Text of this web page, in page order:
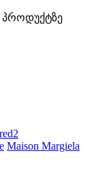
პროდუქტზე
Maison Margiela